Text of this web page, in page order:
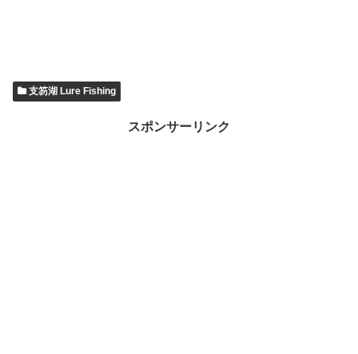
支笏湖 Lure Fishing
スポンサーリンク